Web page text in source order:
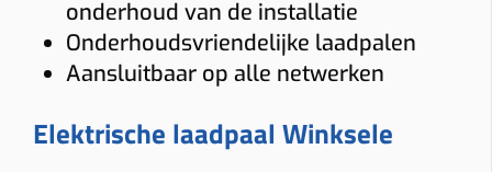
onderhoud van de installatie
Onderhoudsvriendelijke laadpalen
Aansluitbaar op alle netwerken
Elektrische laadpaal Winksele
Afstand verdeelkast → laadpunt
> 15 m tot 20 m
Ja Nee